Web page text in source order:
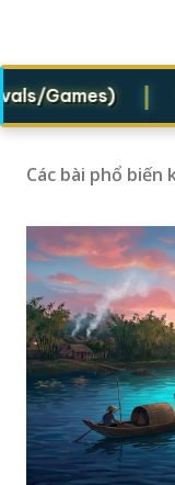
|
Các bài phổ biến